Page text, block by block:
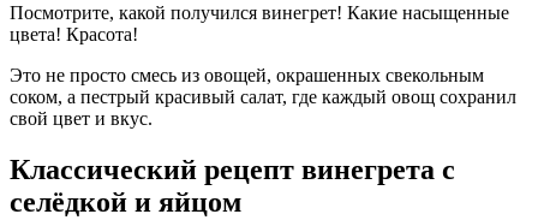
Посмотрите, какой получился винегрет! Какие насыщенные
цвета! Красота!
Это не просто смесь из овощей, окрашенных свекольным
соком, а пестрый красивый салат, где каждый овощ сохранил
свой цвет и вкус.
Классический рецепт винегрета с
селёдкой и яйцом